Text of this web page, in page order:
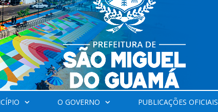
O GOVERNO PUBLICAÇÕES OFICIAIS